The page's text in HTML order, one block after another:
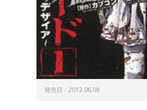
発売日：2012.06.08